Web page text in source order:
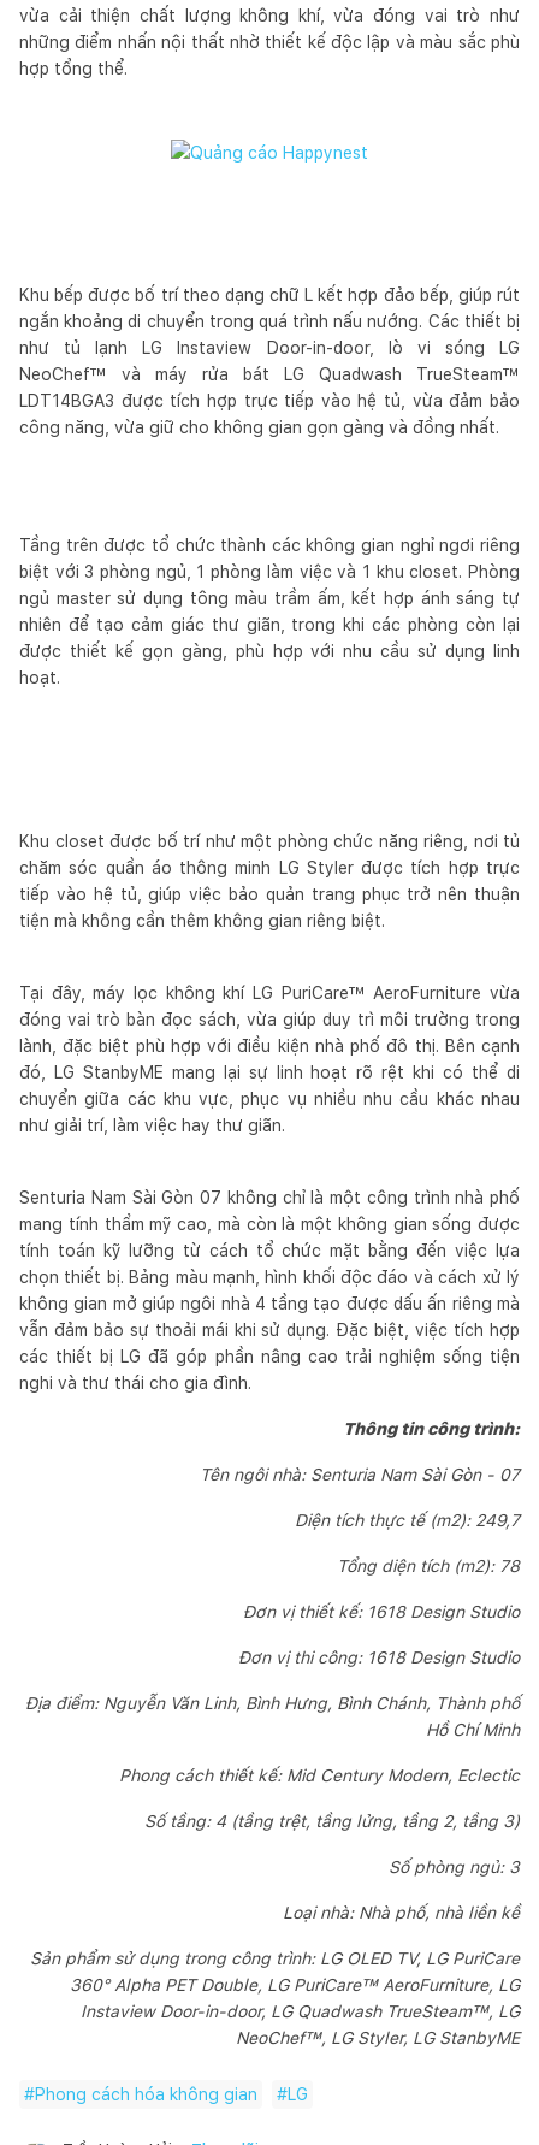
vừa cải thiện chất lượng không khí, vừa đóng vai trò như
những điểm nhấn nội thất nhờ thiết kế độc lập và màu sắc phù
hợp tổng thể.
Khu bếp được bố trí theo dạng chữ L kết hợp đảo bếp, giúp rút
ngắn khoảng di chuyển trong quá trình nấu nướng. Các thiết bị
như tủ lạnh LG Instaview Door-in-door, lò vi sóng LG
NeoChef™ và máy rửa bát LG Quadwash TrueSteam™
LDT14BGA3 được tích hợp trực tiếp vào hệ tủ, vừa đảm bảo
công năng, vừa giữ cho không gian gọn gàng và đồng nhất.
Tầng trên được tổ chức thành các không gian nghỉ ngơi riêng
biệt với 3 phòng ngủ, 1 phòng làm việc và 1 khu closet. Phòng
ngủ master sử dụng tông màu trầm ấm, kết hợp ánh sáng tự
nhiên để tạo cảm giác thư giãn, trong khi các phòng còn lại
được thiết kế gọn gàng, phù hợp với nhu cầu sử dụng linh
hoạt.
Khu closet được bố trí như một phòng chức năng riêng, nơi tủ
chăm sóc quần áo thông minh LG Styler được tích hợp trực
tiếp vào hệ tủ, giúp việc bảo quản trang phục trở nên thuận
tiện mà không cần thêm không gian riêng biệt.
Tại đây, máy lọc không khí LG PuriCare™ AeroFurniture vừa
đóng vai trò bàn đọc sách, vừa giúp duy trì môi trường trong
lành, đặc biệt phù hợp với điều kiện nhà phố đô thị. Bên cạnh
đó, LG StanbyME mang lại sự linh hoạt rõ rệt khi có thể di
chuyển giữa các khu vực, phục vụ nhiều nhu cầu khác nhau
như giải trí, làm việc hay thư giãn.
Senturia Nam Sài Gòn 07 không chỉ là một công trình nhà phố
mang tính thẩm mỹ cao, mà còn là một không gian sống được
tính toán kỹ lưỡng từ cách tổ chức mặt bằng đến việc lựa
chọn thiết bị. Bảng màu mạnh, hình khối độc đáo và cách xử lý
không gian mở giúp ngôi nhà 4 tầng tạo được dấu ấn riêng mà
vẫn đảm bảo sự thoải mái khi sử dụng. Đặc biệt, việc tích hợp
các thiết bị LG đã góp phần nâng cao trải nghiệm sống tiện
nghi và thư thái cho gia đình.
Thông tin công trình:
Tên ngôi nhà: Senturia Nam Sài Gòn - 07
Diện tích thực tế (m2): 249,7
Tổng diện tích (m2): 78
Đơn vị thiết kế: 1618 Design Studio
Đơn vị thi công: 1618 Design Studio
Địa điểm: Nguyễn Văn Linh, Bình Hưng, Bình Chánh, Thành phố
Hồ Chí Minh
Phong cách thiết kế: Mid Century Modern, Eclectic
Số tầng: 4 (tầng trệt, tầng lửng, tầng 2, tầng 3)
Số phòng ngủ: 3
Loại nhà: Nhà phố, nhà liền kề
Sản phẩm sử dụng trong công trình: LG OLED TV, LG PuriCare
360° Alpha PET Double, LG PuriCare™ AeroFurniture, LG
Instaview Door-in-door, LG Quadwash TrueSteam™, LG
NeoChef™, LG Styler, LG StanbyME
#Phong cách hóa không gian #LG